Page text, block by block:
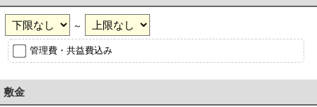
～
管理費・共益費込み
敷金